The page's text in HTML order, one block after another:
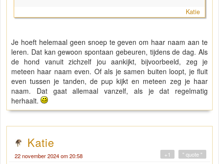
Katie
Je hoeft helemaal geen snoep te geven om haar naam aan te
leren. Dat kan gewoon spontaan gebeuren, tijdens de dag. Als
de hond vanuit zichzelf jou aankijkt, bijvoorbeeld, zeg je
meteen haar naam even. Of als je samen buiten loopt, je fluit
even tussen je tanden, de pup kijkt en meteen zeg je haar
naam. Dat gaat allemaal vanzelf, als je dat regelmatig
herhaalt.
Katie
22 november 2024 om 20:58 " quote "
+1